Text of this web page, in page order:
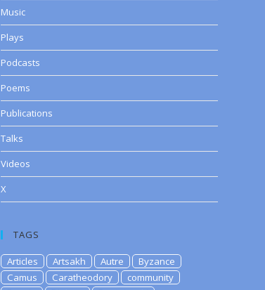
Music
Plays
Podcasts
Poems
Publications
Talks
Videos
X
TAGS
Articles Artsakh Autre
Byzance
Camus
Caratheodory
community